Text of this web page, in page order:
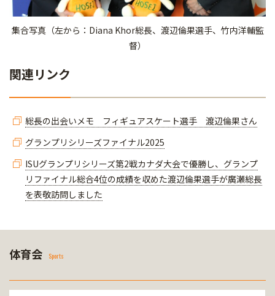
集合写真（左から：Diana Khor総長、渡辺倫果選手、竹内洋輔監
督）
関連リンク
総長の出会いメモ フィギュアスケート選手 渡辺倫果さん
グランプリシリーズファイナル2025
ISUグランプリシリーズ第2戦カナダ大会で優勝し、グランプ
リファイナル総合4位の成績を収めた渡辺倫果選手が廣瀬総長
を表敬訪問しました
体育会 Sports